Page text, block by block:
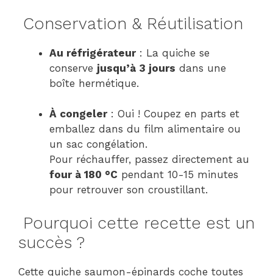
Conservation & Réutilisation
Au réfrigérateur: La quiche se
conserve jusqu’à 3 jours dans une
boîte hermétique.
À congeler: Oui ! Coupez en parts et
emballez dans du film alimentaire ou
un sac congélation.
Pour réchauffer, passez directement au
four à 180 °C pendant 10-15 minutes
pour retrouver son croustillant.
Pourquoi cette recette est un
succès ?
Cette quiche saumon-épinards coche toutes